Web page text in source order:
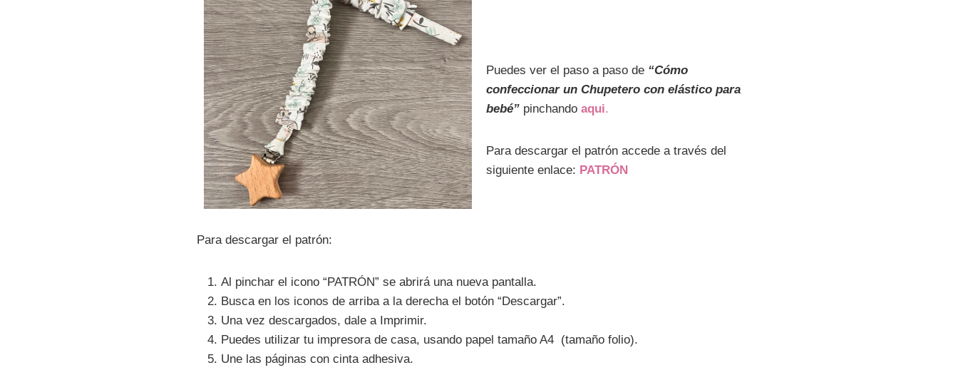
Puedes ver el paso a paso de “Cómo
confeccionar un Chupetero con elástico para
bebé” pinchando aqui.
Para descargar el patrón accede a través del
siguiente enlace: PATRÓN
Para descargar el patrón:
Al pinchar el icono “PATRÓN” se abrirá una nueva pantalla.
Busca en los iconos de arriba a la derecha el botón “Descargar”.
Una vez descargados, dale a Imprimir.
Puedes utilizar tu impresora de casa, usando papel tamaño A4 (tamaño folio).
Une las páginas con cinta adhesiva.